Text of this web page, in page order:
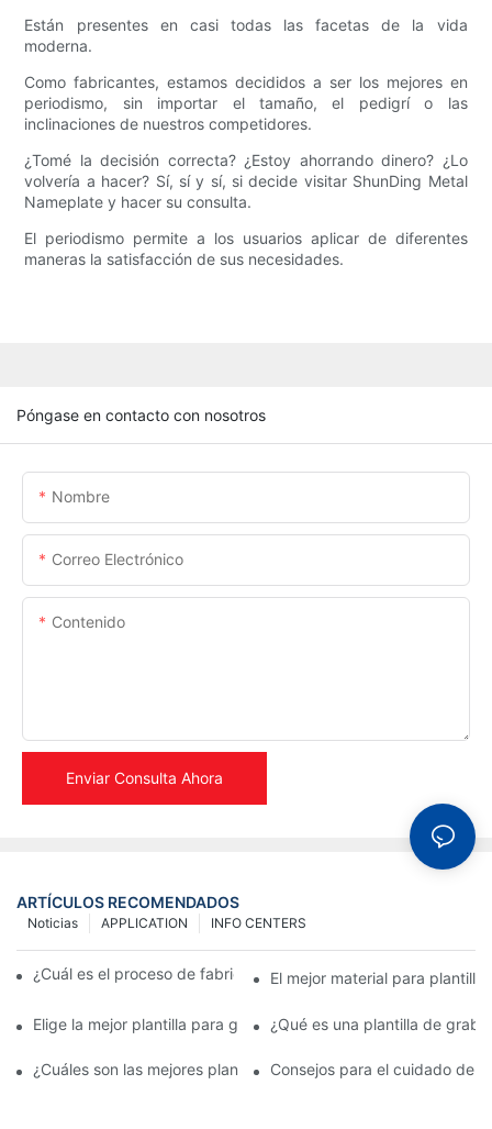
Están presentes en casi todas las facetas de la vida
moderna.
Como fabricantes, estamos decididos a ser los mejores en
periodismo, sin importar el tamaño, el pedigrí o las
inclinaciones de nuestros competidores.
¿Tomé la decisión correcta? ¿Estoy ahorrando dinero? ¿Lo
volvería a hacer? Sí, sí y sí, si decide visitar ShunDing Metal
Nameplate y hacer su consulta.
El periodismo permite a los usuarios aplicar de diferentes
maneras la satisfacción de sus necesidades.
Póngase en contacto con nosotros
Nombre
Correo Electrónico
Contenido
Enviar Consulta Ahora
ARTÍCULOS RECOMENDADOS
INFO CENTERS
APPLICATION
Noticias
¿Cuál es el proceso de fabricación de plantillas metálicas?
El mejor material para
Elige la mejor plantilla para grabado en metal para realzar tus
¿Qué es una plantilla de
¿Cuáles son las mejores plantillas de grabado para metal?
Consejos para el cuidado de